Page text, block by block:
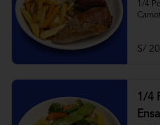
1/4
S/
1/4